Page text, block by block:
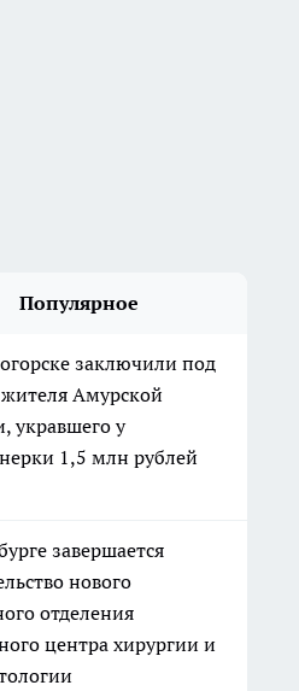
Популярное
заключили под
Амурской
укравшего у
1,5 млн рублей
завершается
нового
отделения
центра хирургии и